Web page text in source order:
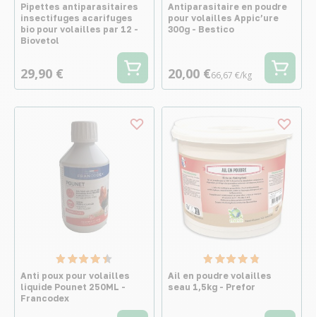
Pipettes antiparasitaires
insectifuges acarifuges
bio pour volailles par 12 -
Biovetol
29,90 €
Antiparasitaire en poudre
pour volailles Appic’ure
300g - Bestico
20,00 €66,67 €/kg
Anti poux pour volailles
liquide Pounet 250ML -
Francodex
Ail en poudre volailles
seau 1,5kg - Prefor